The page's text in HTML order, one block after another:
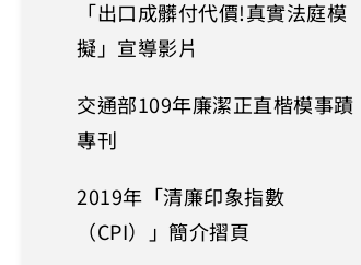
「出口成髒付代價!真實法庭模
擬」宣導影片
交通部109年廉潔正直楷模事蹟
專刊
2019年「清廉印象指數
（CPI）」簡介摺頁